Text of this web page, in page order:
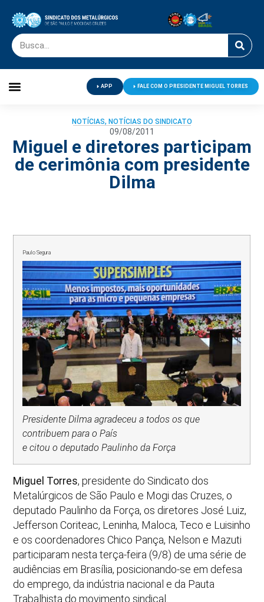
APP FALE COM O PRESIDENTE MIGUEL TORRES
NOTÍCIAS, NOTÍCIAS DO SINDICATO
09/08/2011
Miguel e diretores participam
de cerimônia com presidente
Dilma
Paulo Segura
Presidente Dilma agradeceu a todos os que
contribuem para o País
e citou o deputado Paulinho da Força
Miguel Torres, presidente do Sindicato dos
Metalúrgicos de São Paulo e Mogi das Cruzes, o
deputado Paulinho da Força, os diretores José Luiz,
Jefferson Coriteac, Leninha, Maloca, Teco e Luisinho
e os coordenadores Chico Pança, Nelson e Mazuti
participaram nesta terça-feira (9/8) de uma série de
audiências em Brasília, posicionando-se em defesa
do emprego, da indústria nacional e da Pauta
Trabalhista do movimento sindical.